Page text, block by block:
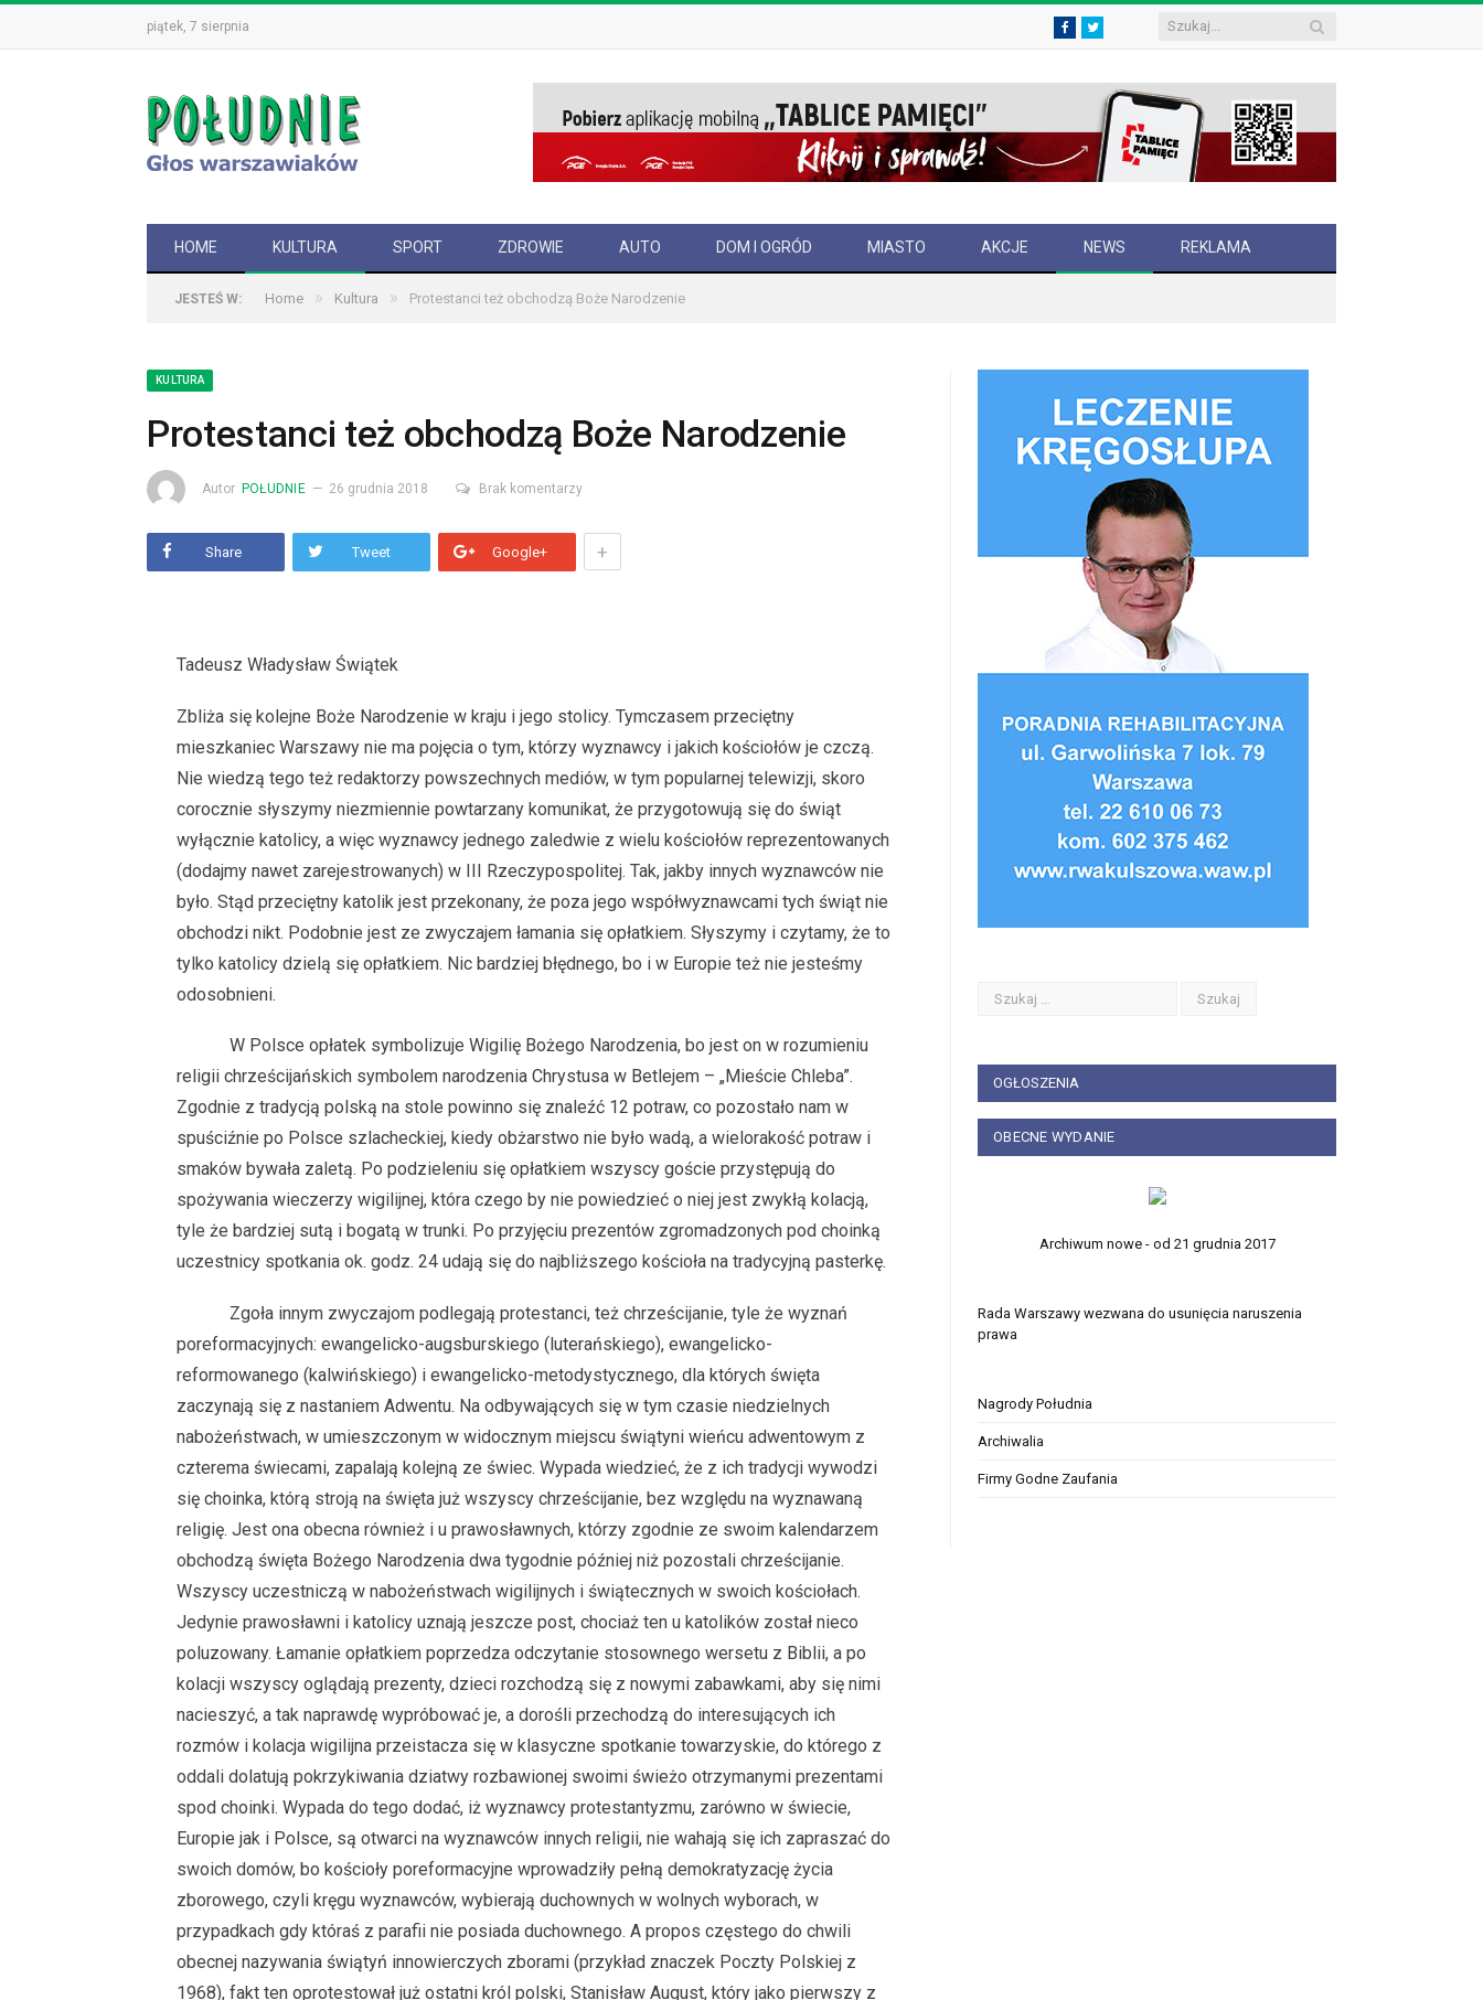
piątek, 7 sierpnia FacebookTwitter
HOME KULTURA SPORT ZDROWIE AUTO DOM I OGRÓD MIASTO AKCJE NEWS REKLAMA
JESTEŚ W: Home » Kultura » Protestanci też obchodzą Boże Narodzenie
KULTURA
Protestanci też obchodzą Boże Narodzenie
Autor POŁUDNIE 26 grudnia 2018 Brak komentarzy
Share Tweet Google+ +
Tadeusz Władysław Świątek
Zbliża się kolejne Boże Narodzenie w kraju i jego stolicy. Tymczasem przeciętny
mieszkaniec Warszawy nie ma pojęcia o tym, którzy wyznawcy i jakich kościołów je czczą.
Nie wiedzą tego też redaktorzy powszechnych mediów, w tym popularnej telewizji, skoro
corocznie słyszymy niezmiennie powtarzany komunikat, że przygotowują się do świąt
wyłącznie katolicy, a więc wyznawcy jednego zaledwie z wielu kościołów reprezentowanych
(dodajmy nawet zarejestrowanych) w III Rzeczypospolitej. Tak, jakby innych wyznawców nie
było. Stąd przeciętny katolik jest przekonany, że poza jego współwyznawcami tych świąt nie
obchodzi nikt. Podobnie jest ze zwyczajem łamania się opłatkiem. Słyszymy i czytamy, że to
tylko katolicy dzielą się opłatkiem. Nic bardziej błędnego, bo i w Europie też nie jesteśmy
odosobnieni.
W Polsce opłatek symbolizuje Wigilię Bożego Narodzenia, bo jest on w rozumieniu
religii chrześcijańskich symbolem narodzenia Chrystusa w Betlejem – „Mieście Chleba”.
Zgodnie z tradycją polską na stole powinno się znaleźć 12 potraw, co pozostało nam w
spuściźnie po Polsce szlacheckiej, kiedy obżarstwo nie było wadą, a wielorakość potraw i
smaków bywała zaletą. Po podzieleniu się opłatkiem wszyscy goście przystępują do
spożywania wieczerzy wigilijnej, która czego by nie powiedzieć o niej jest zwykłą kolacją,
tyle że bardziej sutą i bogatą w trunki. Po przyjęciu prezentów zgromadzonych pod choinką
uczestnicy spotkania ok. godz. 24 udają się do najbliższego kościoła na tradycyjną pasterkę.
Zgoła innym zwyczajom podlegają protestanci, też chrześcijanie, tyle że wyznań
poreformacyjnych: ewangelicko-augsburskiego (luterańskiego), ewangelicko-
reformowanego (kalwińskiego) i ewangelicko-metodystycznego, dla których święta
zaczynają się z nastaniem Adwentu. Na odbywających się w tym czasie niedzielnych
nabożeństwach, w umieszczonym w widocznym miejscu świątyni wieńcu adwentowym z
czterema świecami, zapalają kolejną ze świec. Wypada wiedzieć, że z ich tradycji wywodzi
się choinka, którą stroją na święta już wszyscy chrześcijanie, bez względu na wyznawaną
religię. Jest ona obecna również i u prawosławnych, którzy zgodnie ze swoim kalendarzem
obchodzą święta Bożego Narodzenia dwa tygodnie później niż pozostali chrześcijanie.
Wszyscy uczestniczą w nabożeństwach wigilijnych i świątecznych w swoich kościołach.
Jedynie prawosławni i katolicy uznają jeszcze post, chociaż ten u katolików został nieco
poluzowany. Łamanie opłatkiem poprzedza odczytanie stosownego wersetu z Biblii, a po
kolacji wszyscy oglądają prezenty, dzieci rozchodzą się z nowymi zabawkami, aby się nimi
nacieszyć, a tak naprawdę wypróbować je, a dorośli przechodzą do interesujących ich
rozmów i kolacja wigilijna przeistacza się w klasyczne spotkanie towarzyskie, do którego z
oddali dolatują pokrzykiwania dziatwy rozbawionej swoimi świeżo otrzymanymi prezentami
spod choinki. Wypada do tego dodać, iż wyznawcy protestantyzmu, zarówno w świecie,
Europie jak i Polsce, są otwarci na wyznawców innych religii, nie wahają się ich zapraszać do
swoich domów, bo kościoły poreformacyjne wprowadziły pełną demokratyzację życia
zborowego, czyli kręgu wyznawców, wybierają duchownych w wolnych wyborach, w
przypadkach gdy któraś z parafii nie posiada duchownego. A propos częstego do chwili
obecnej nazywania świątyń innowierczych zborami (przykład znaczek Poczty Polskiej z
1968), fakt ten oprotestował już ostatni król polski, Stanisław August, który jako pierwszy z
OGŁOSZENIA
OBECNE WYDANIE
Archiwum nowe - od 21 grudnia 2017
Rada Warszawy wezwana do usunięcia naruszenia
prawa
Nagrody Południa
Archiwalia
Firmy Godne Zaufania